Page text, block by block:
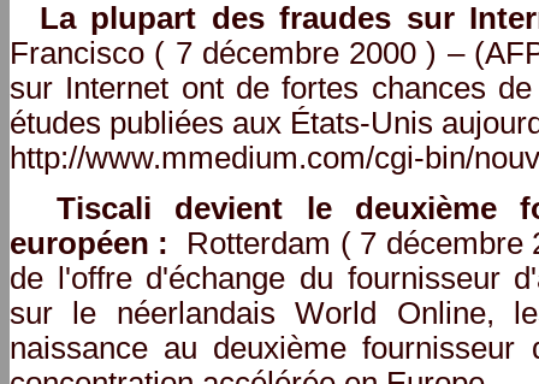
La plupart des fraudes sur
Francisco ( 7 décembre 2000 ) –
sur Internet ont de fortes chances
études publiées aux États-Unis
http://www.mmedium.com/cgi-bin/
Tiscali devient le deuxième
européen : Rotterdam ( 7 décembre
de l'offre d'échange du fournisseur
sur le néerlandais World Online,
naissance au deuxième